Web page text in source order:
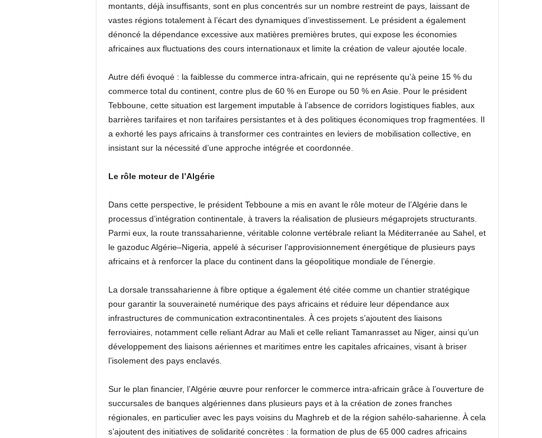
montants, déjà insuffisants, sont en plus concentrés sur un nombre restreint de pays, laissant de
vastes régions totalement à l’écart des dynamiques d’investissement. Le président a également
dénoncé la dépendance excessive aux matières premières brutes, qui expose les économies
africaines aux fluctuations des cours internationaux et limite la création de valeur ajoutée locale.
Autre défi évoqué : la faiblesse du commerce intra-africain, qui ne représente qu’à peine 15 % du
commerce total du continent, contre plus de 60 % en Europe ou 50 % en Asie. Pour le président
Tebboune, cette situation est largement imputable à l’absence de corridors logistiques fiables, aux
barrières tarifaires et non tarifaires persistantes et à des politiques économiques trop fragmentées. Il
a exhorté les pays africains à transformer ces contraintes en leviers de mobilisation collective, en
insistant sur la nécessité d’une approche intégrée et coordonnée.
Le rôle moteur de l’Algérie
Dans cette perspective, le président Tebboune a mis en avant le rôle moteur de l’Algérie dans le
processus d’intégration continentale, à travers la réalisation de plusieurs mégaprojets structurants.
Parmi eux, la route transsaharienne, véritable colonne vertébrale reliant la Méditerranée au Sahel, et
le gazoduc Algérie–Nigeria, appelé à sécuriser l’approvisionnement énergétique de plusieurs pays
africains et à renforcer la place du continent dans la géopolitique mondiale de l’énergie.
La dorsale transsaharienne à fibre optique a également été citée comme un chantier stratégique
pour garantir la souveraineté numérique des pays africains et réduire leur dépendance aux
infrastructures de communication extracontinentales. À ces projets s’ajoutent des liaisons
ferroviaires, notamment celle reliant Adrar au Mali et celle reliant Tamanrasset au Niger, ainsi qu’un
développement des liaisons aériennes et maritimes entre les capitales africaines, visant à briser
l’isolement des pays enclavés.
Sur le plan financier, l’Algérie œuvre pour renforcer le commerce intra-africain grâce à l’ouverture de
succursales de banques algériennes dans plusieurs pays et à la création de zones franches
régionales, en particulier avec les pays voisins du Maghreb et de la région sahélo-saharienne. À cela
s’ajoutent des initiatives de solidarité concrètes : la formation de plus de 65 000 cadres africains